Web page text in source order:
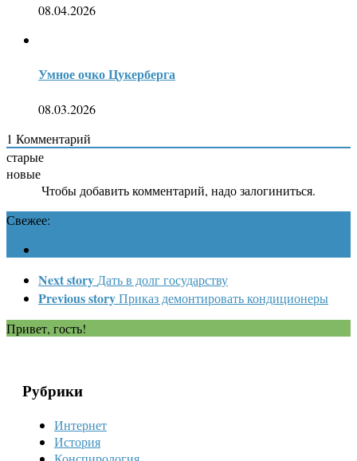
08.04.2026
Умное очко Цукерберга
08.03.2026
1 Комментарий
старые
новые
Чтобы добавить комментарий, надо залогиниться.
Свежее:
Next story Дать в долг государству
Previous storyПриказ демонтировать кондиционеры
Привет, гость!
Рубрики
Интернет
История